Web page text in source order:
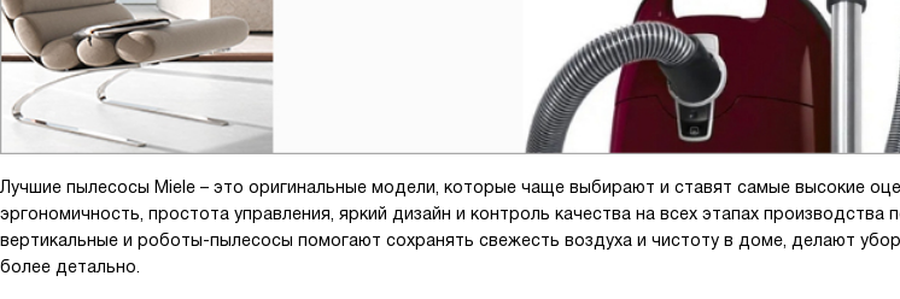
Лучшие пылесосы Miele – это оригинальные модели, которые чаще выбирают и ставят самые высокие
эргономичность, простота управления, яркий дизайн и контроль качества на всех этапах производства
вертикальные и роботы-пылесосы помогают сохранять свежесть воздуха и чистоту в доме, делают
более детально.